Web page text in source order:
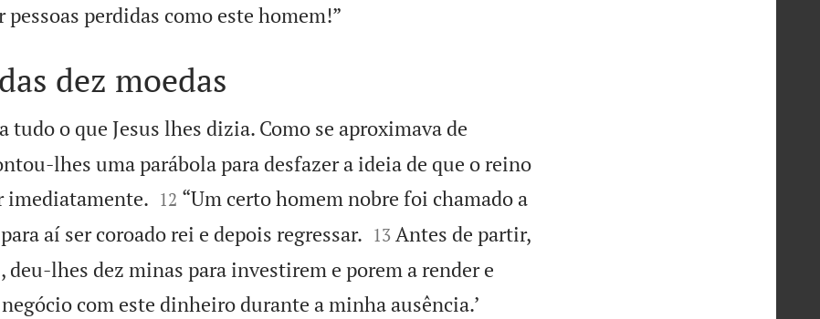
pessoas perdidas como este homem!”
dez moedas
o que Jesus lhes dizia. Como se aproximava de
lhes uma parábola para desfazer a ideia de que o reino
imediatamente.
12 “Um certo homem nobre foi chamado a
aí ser coroado rei e depois regressar.
13 Antes de partir,
deu-lhes dez minas para investirem e porem a render e
com este dinheiro durante a minha ausência.’